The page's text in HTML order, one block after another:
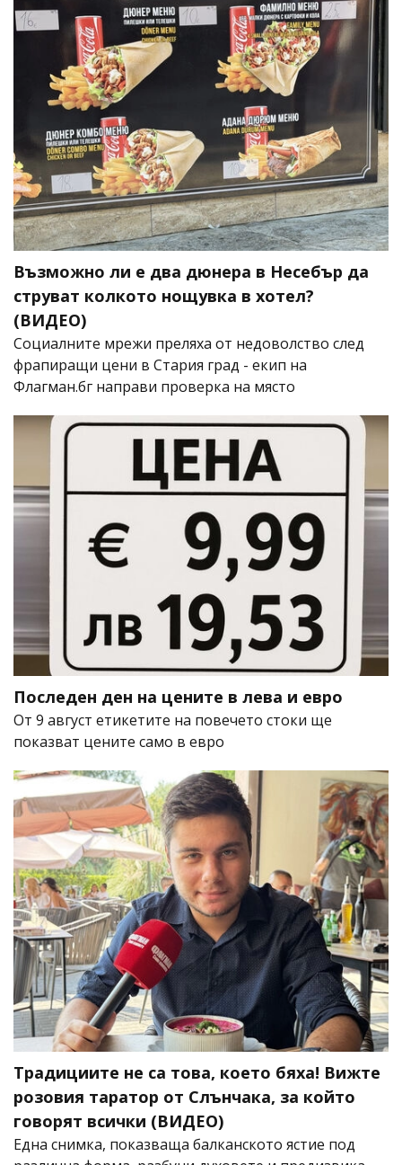
Възможно ли е два дюнера в Несебър да
струват колкото нощувка в хотел?
(ВИДЕО)
Социалните мрежи преляха от недоволство след
фрапиращи цени в Стария град - екип на
Флагман.бг направи проверка на място
Последен ден на цените в лева и евро
От 9 август етикетите на повечето стоки ще
показват цените само в евро
Традициите не са това, което бяха! Вижте
розовия таратор от Слънчака, за който
говорят всички (ВИДЕО)
Една снимка, показваща балканското ястие под